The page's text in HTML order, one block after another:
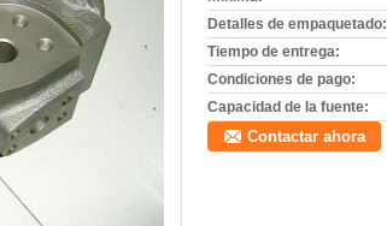
Detalles de empaquetado:
Tiempo de entrega:
Condiciones de pago:
Capacidad de la fuente:
Contactar ahora